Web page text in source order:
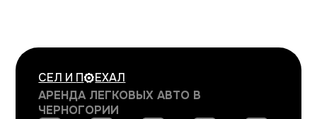
СЕЛ И П
ЕХАЛ
АРЕНДА ЛЕГКОВЫХ АВТО В
ЧЕРНОГОРИИ